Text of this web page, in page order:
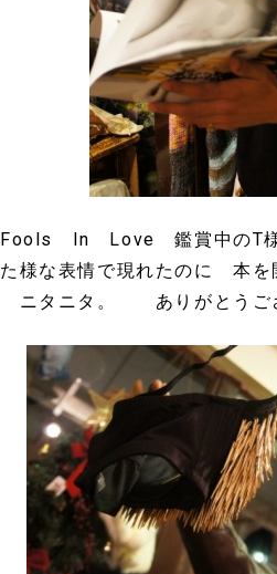
Fools In Love 鑑賞中のT
た様な表情で現れたのに 本を
ニタニタ。 ありがとうご